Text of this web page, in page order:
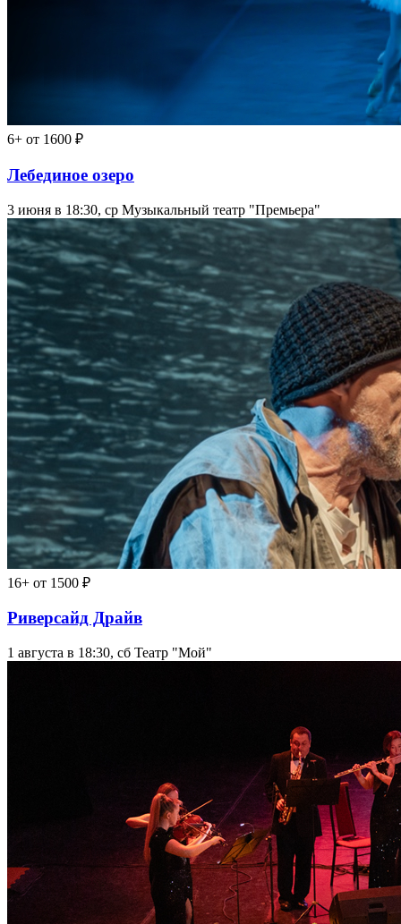
6+ от 1600 ₽
Лебединое озеро
3 июня в 18:30, ср Музыкальный театр "Премьера"
16+ от 1500 ₽
Риверсайд Драйв
1 августа в 18:30, сб Театр "Мой"